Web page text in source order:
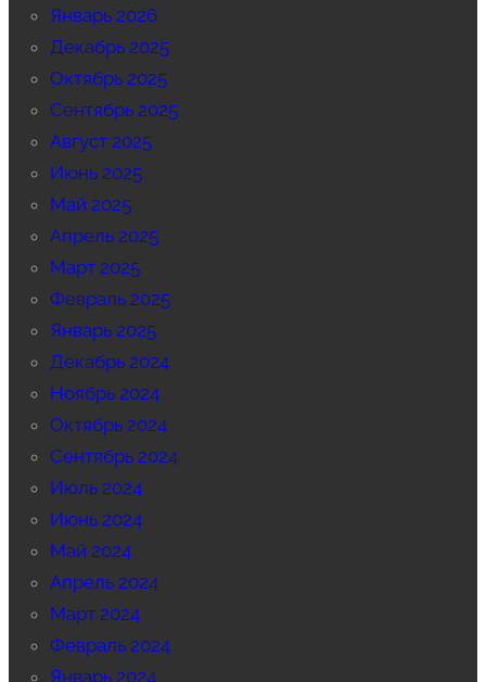
Январь 2026
Декабрь 2025
Октябрь 2025
Сентябрь 2025
Август 2025
Июнь 2025
Май 2025
Апрель 2025
Март 2025
Февраль 2025
Январь 2025
Декабрь 2024
Ноябрь 2024
Октябрь 2024
Сентябрь 2024
Июль 2024
Июнь 2024
Май 2024
Апрель 2024
Март 2024
Февраль 2024
Январь 2024